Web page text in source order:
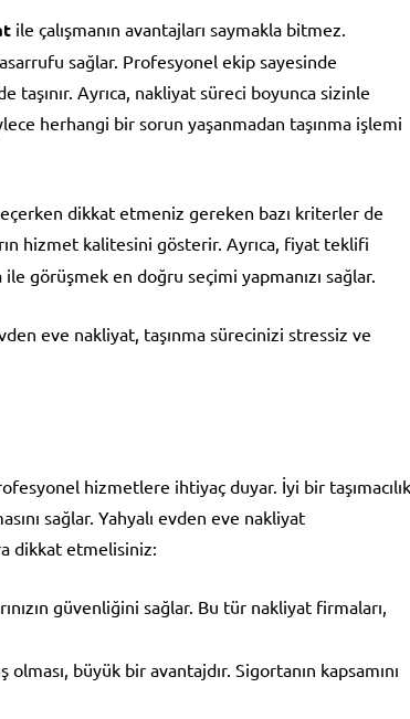
ile çalışmanın avantajları saymakla bitmez.
sağlar. Profesyonel ekip sayesinde
taşınır. Ayrıca, nakliyat süreci boyunca sizinle
herhangi bir sorun yaşanmadan taşınma işlemi
dikkat etmeniz gereken bazı kriterler de
hizmet kalitesini gösterir. Ayrıca, fiyat teklifi
görüşmek en doğru seçimi yapmanızı sağlar.
eve nakliyat, taşınma sürecinizi stressiz ve
hizmetlere ihtiyaç duyar. İyi bir taşımacılık
sağlar. Yahyalı evden eve nakliyat
dikkat etmelisiniz:
güvenliğini sağlar. Bu tür nakliyat firmaları,
olması, büyük bir avantajdır. Sigortanın kapsamını